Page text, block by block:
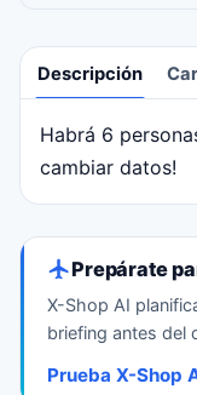
Descripción
Habrá 6
cambiar datos!
Prepárate
X-Shop AI
briefing antes del
Prueba X-Shop